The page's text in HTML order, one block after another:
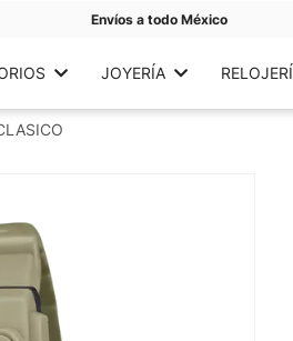
Envíos a todo México
JOYERÍA